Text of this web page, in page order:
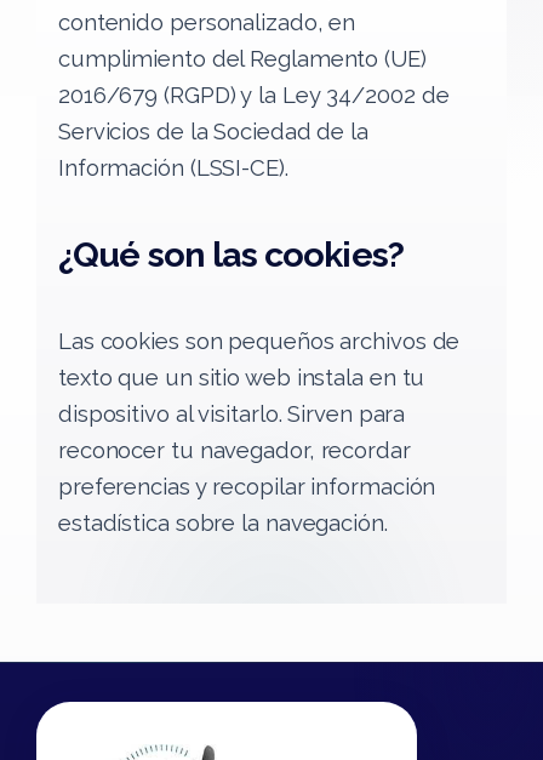
contenido personalizado, en
cumplimiento del Reglamento (UE)
2016/679 (RGPD) y la Ley 34/2002 de
Servicios de la Sociedad de la
Información (LSSI-CE).
¿Qué son las cookies?
Las cookies son pequeños archivos de
texto que un sitio web instala en tu
dispositivo al visitarlo. Sirven para
reconocer tu navegador, recordar
preferencias y recopilar información
estadística sobre la navegación.